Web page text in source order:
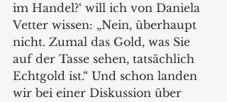
im Handel?‘ will ich von Daniela
Vetter wissen: „Nein, überhaupt
nicht. Zumal das Gold, was Sie
auf der Tasse sehen, tatsächlich
Echtgold ist.“ Und schon landen
wir bei einer Diskussion über